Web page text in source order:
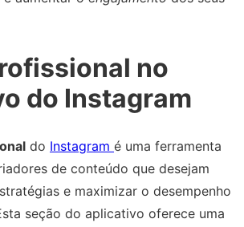
no
do Instagram
do Instagram é uma ferramenta
de conteúdo que desejam
e maximizar o desempenho
seção do aplicativo oferece uma